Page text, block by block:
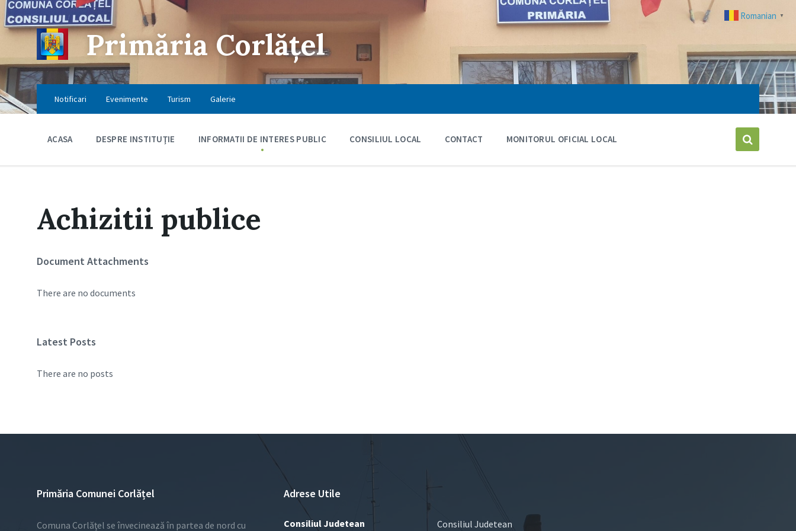
Skip
to
content
Skip
to
main
navigation
Skip
to
footer
Primăria Corlățel
Notificari Evenimente Turism Galerie
ACASA DESPRE INSTITUŢIE INFORMATII DE INTERES PUBLIC CONSILIUL LOCAL CONTACT MONITORUL OFICIAL LOCAL
Achizitii publice
Document Attachments
There are no documents
Latest Posts
There are no posts
Primăria Comunei Corlățel
Comuna Corlăţel se învecinează în partea de nord cu
Adrese Utile
Consiliul Judetean
Consiliul Judetean
Romanian ▼